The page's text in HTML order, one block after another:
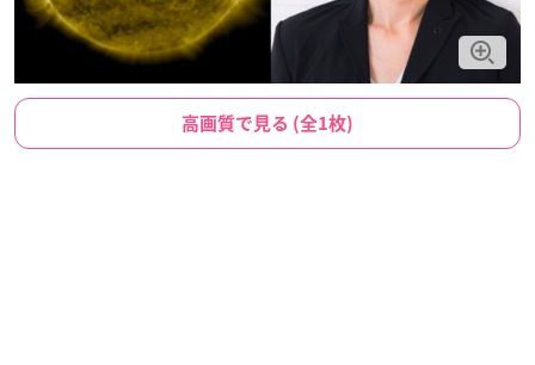
高画質で見る (全1枚)